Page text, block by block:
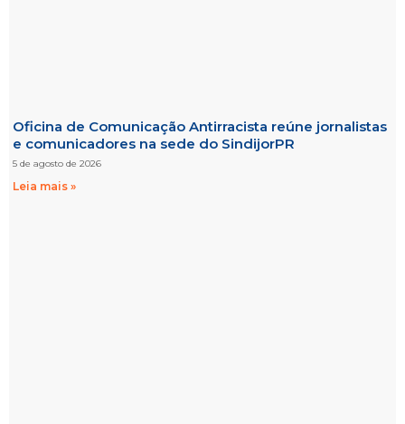
Oficina de Comunicação Antirracista reúne jornalistas
e comunicadores na sede do SindijorPR
5 de agosto de 2026
Leia mais »